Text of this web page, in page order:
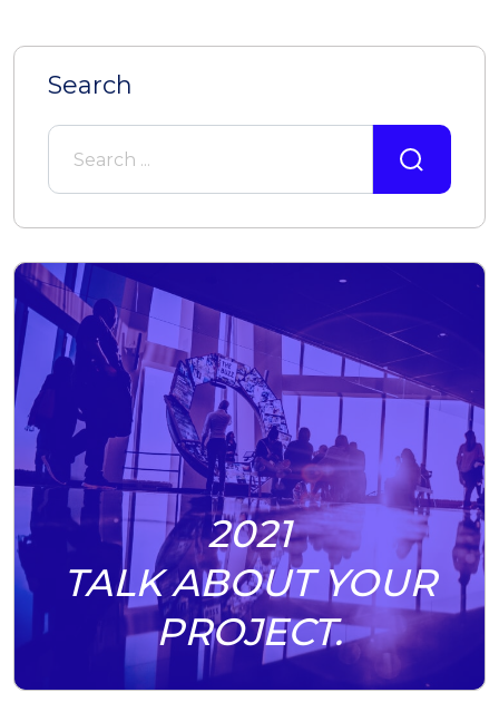
Search
2021
TALK ABOUT YOUR
PROJECT.